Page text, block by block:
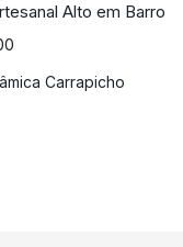
Alto em Barro
Carrapicho